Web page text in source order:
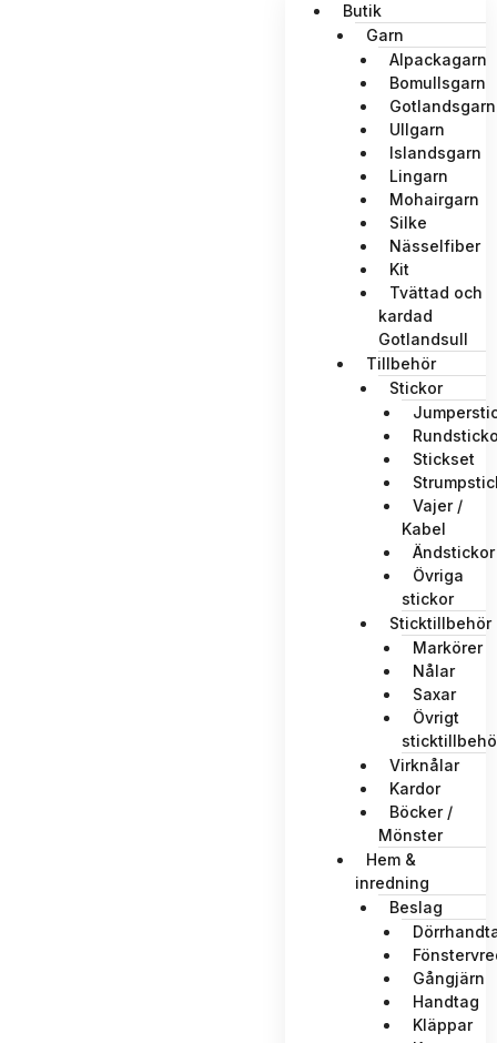
Butik
Garn
Alpackagarn
Bomullsgarn
Gotlandsgarn
Ullgarn
Islandsgarn
Lingarn
Mohairgarn
Silke
Nässelfiber
Kit
Tvättad och
kardad
Gotlandsull
Tillbehör
Stickor
Stickset
Vajer /
Kabel
Ändstickor
Övriga
stickor
Sticktillbehör
Markörer
Nålar
Saxar
Övrigt
Virknålar
Kardor
Böcker /
Mönster
Hem &
inredning
Beslag
Gångjärn
Handtag
Kläppar